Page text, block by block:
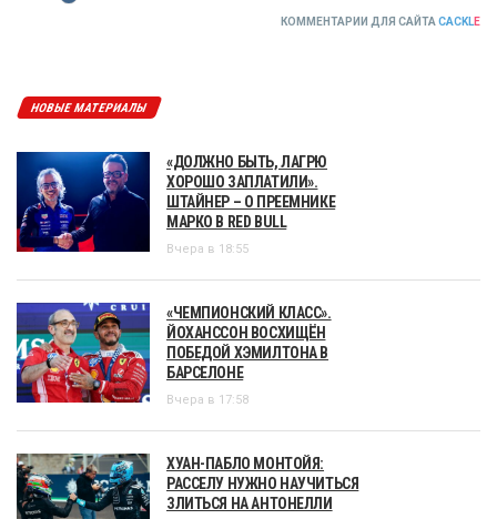
КОММЕНТАРИИ ДЛЯ САЙТА CACKLE
НОВЫЕ МАТЕРИАЛЫ
«ДОЛЖНО БЫТЬ, ЛАГРЮ
ХОРОШО ЗАПЛАТИЛИ».
ШТАЙНЕР – О ПРЕЕМНИКЕ
МАРКО В RED BULL
Вчера в 18:55
«ЧЕМПИОНСКИЙ КЛАСС».
ЙОХАНССОН ВОСХИЩЁН
ПОБЕДОЙ ХЭМИЛТОНА В
БАРСЕЛОНЕ
Вчера в 17:58
ХУАН-ПАБЛО МОНТОЙЯ:
РАССЕЛУ НУЖНО НАУЧИТЬСЯ
ЗЛИТЬСЯ НА АНТОНЕЛЛИ